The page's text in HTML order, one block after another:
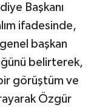
Başkanı
ifadesinde,
başkan
belirterek,
görüştüm ve
Özgür